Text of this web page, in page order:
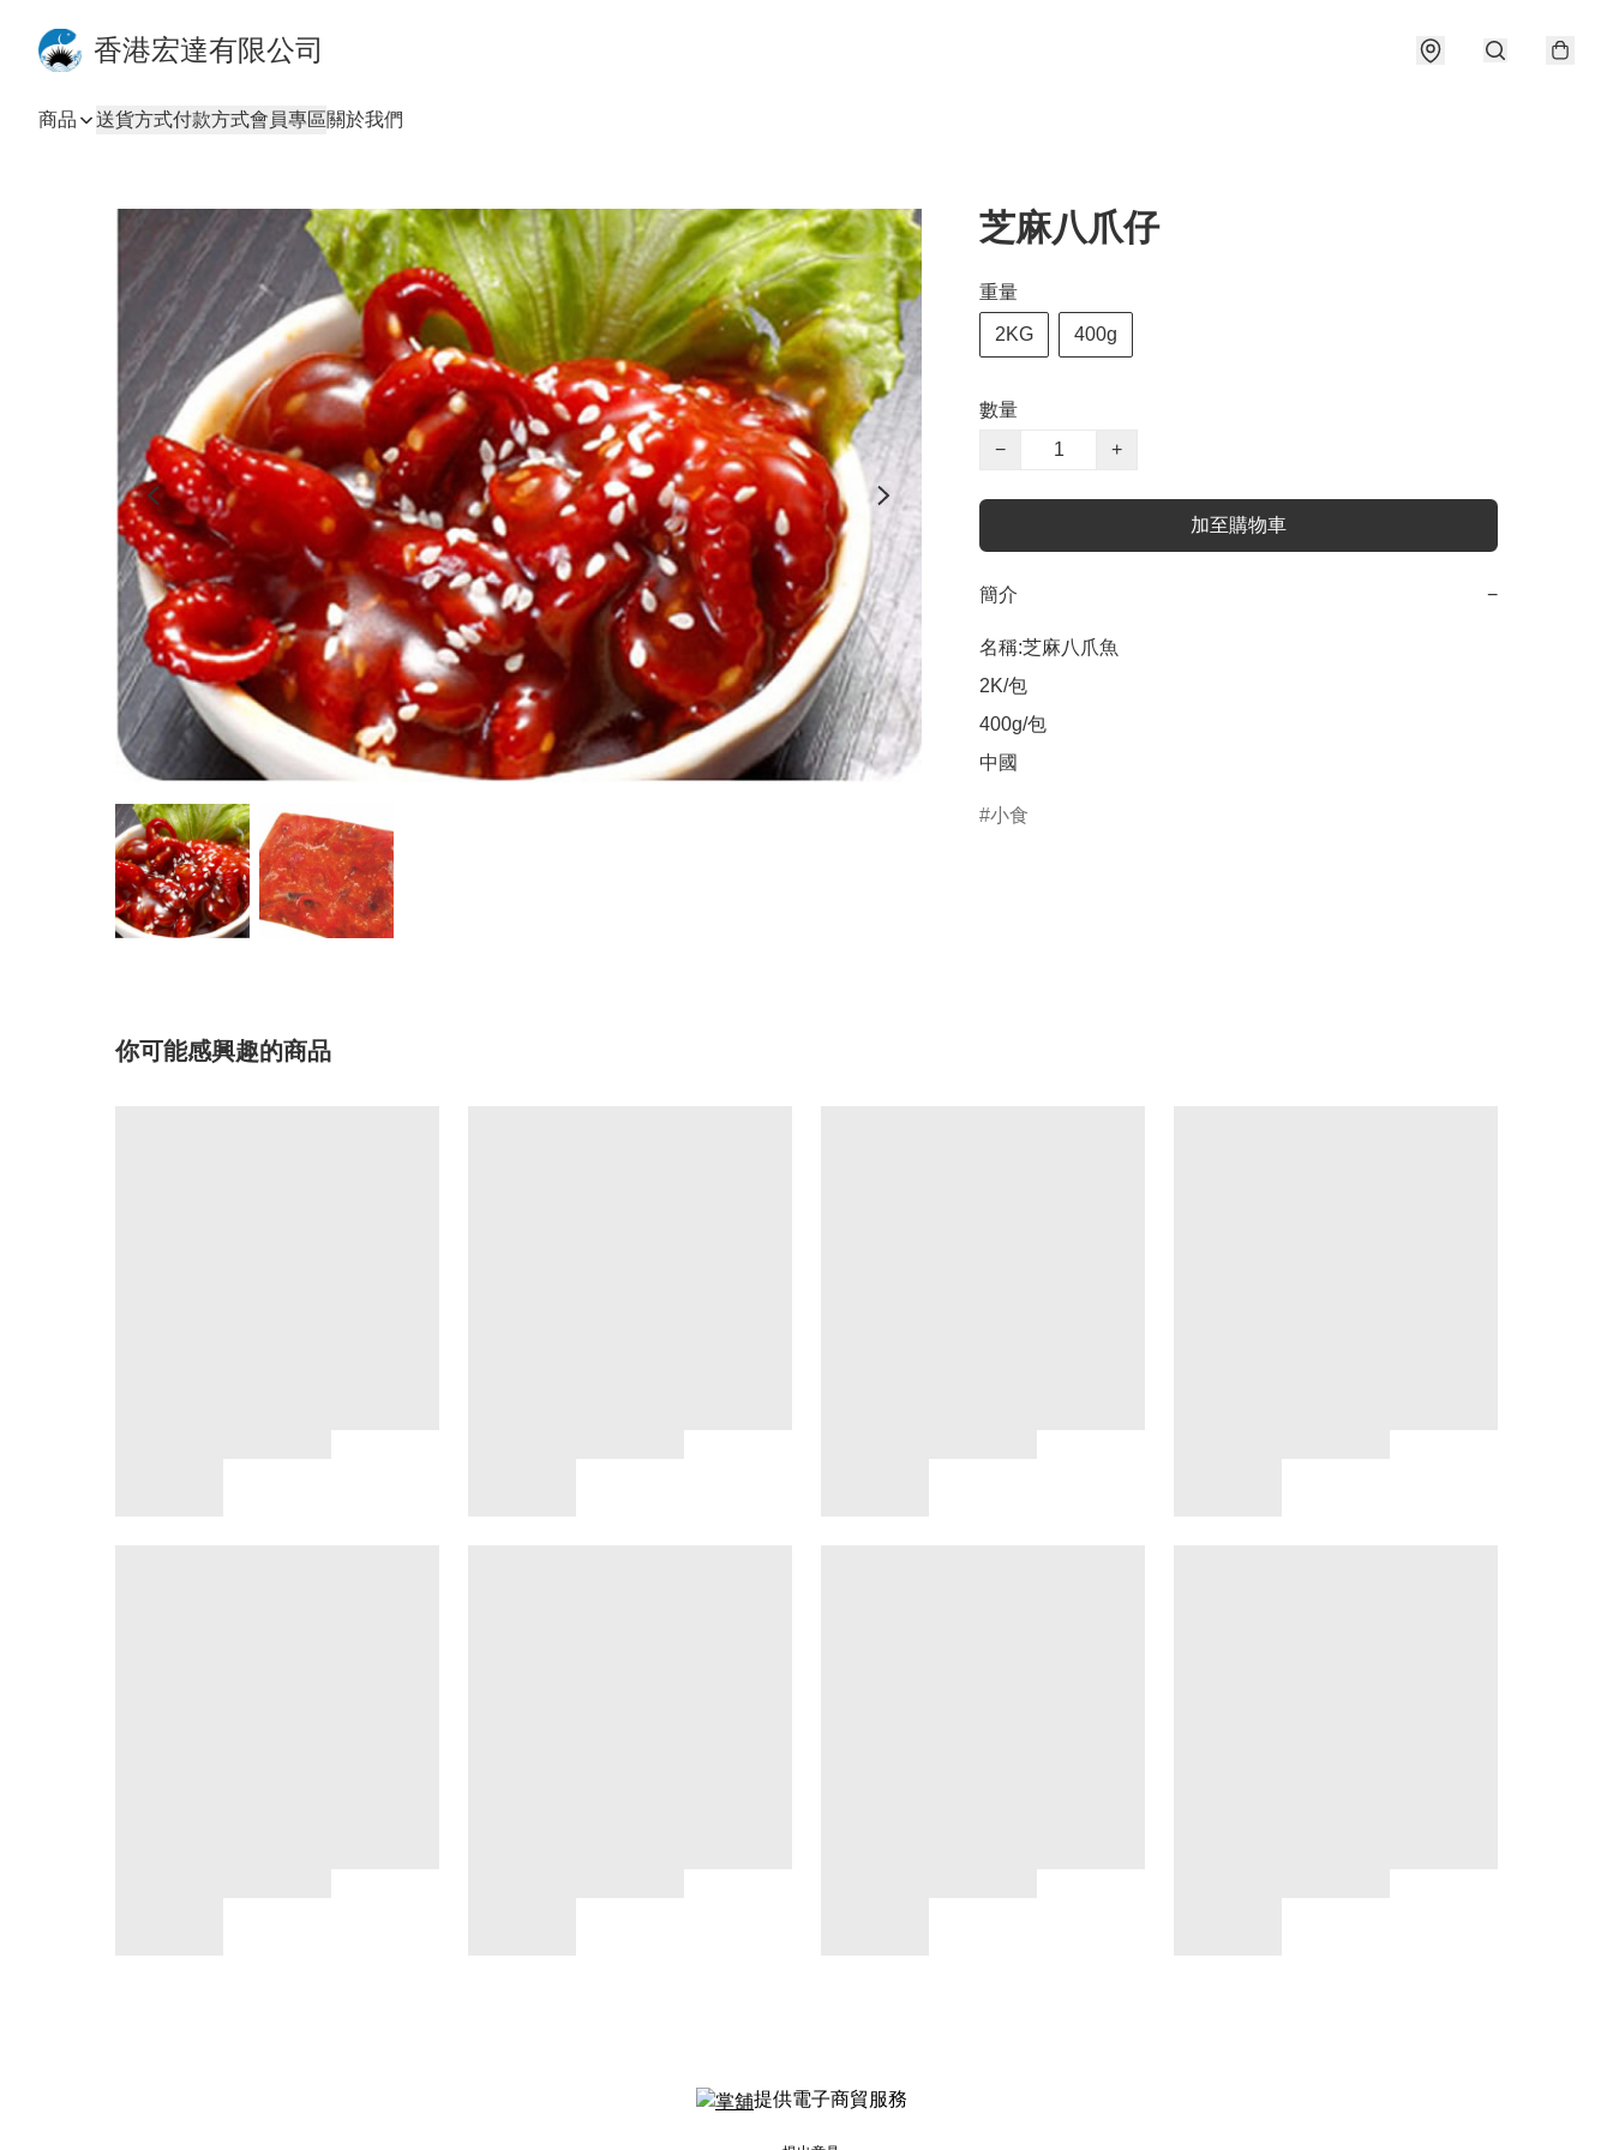
香港宏達有限公司
商品 送貨方式付款方式會員專區關於我們
芝麻八爪仔
重量
2KG 400g
數量
−
+
加至購物車
簡介 −
名稱:芝麻八爪魚
2K/包
400g/包
中國
小食
你可能感興趣的商品
提供電子商貿服務